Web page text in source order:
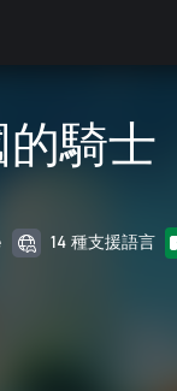
騎士
14 種支援語言